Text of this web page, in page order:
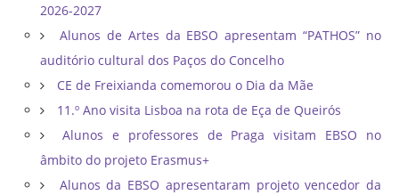
2026-2027
Alunos de Artes da EBSO apresentam “PATHOS” no
auditório cultural dos Paços do Concelho
CE de Freixianda comemorou o Dia da Mãe
11.º Ano visita Lisboa na rota de Eça de Queirós
Alunos e professores de Praga visitam EBSO no
âmbito do projeto Erasmus+
Alunos da EBSO apresentaram projeto vencedor da